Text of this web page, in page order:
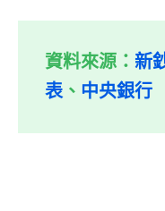
資料來源： 新
表、 中央銀行